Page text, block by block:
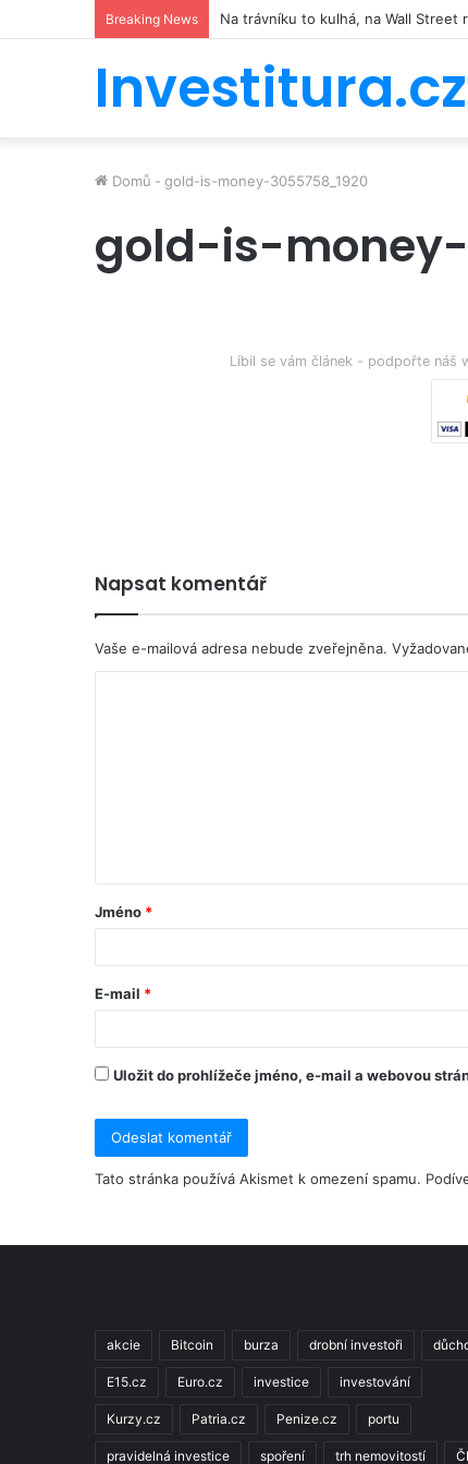
Breaking News Na trávníku to kulhá, na Wall
Investitura.cz
Domů - gold-is-money-3055758_1920
gold-is-money-
Líbil se vám článek - podpořte náš
Napsat komentář
Vaše e-mailová adresa nebude zveřejněna.
Jméno *
E-mail *
Uložit do prohlížeče jméno, e-mail a webovou
Tato stránka používá Akismet k omezení spamu.
akcie Bitcoin burza drobní investoři
E15.cz Euro.cz investice investování
Kurzy.cz Patria.cz Penize.cz portu
pravidelná investice spoření trh nemovitostí